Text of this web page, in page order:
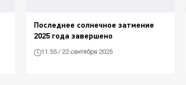
Последнее солнечное затмение
2025 года завершено
11:55 / 22 сентября 2025